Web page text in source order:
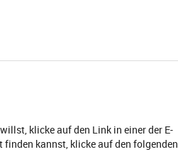
klicke auf den Link in einer der E-
kannst, klicke auf den folgenden